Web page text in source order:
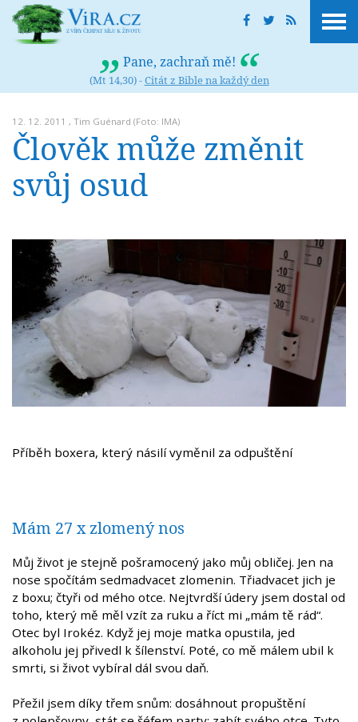
Pane, zachraň mě!
(Mt 14,30) -Citát z Bible na každý den
12. 12. 2011 , Tim Guénard (Foto: IMA)
Člověk může změnit
svůj osud
Příběh boxera, který násilí vyměnil za odpuštění
Mám 27 x zlomený nos
Můj život je stejně pošramocený jako můj obličej. Jen na
nose spočítám sedmadvacet zlomenin. Třiadvacet jich je
z boxu; čtyři od mého otce. Nejtvrdší údery jsem dostal od
toho, který mě měl vzít za ruku a říct mi „mám tě rád“.
Otec byl Irokéz. Když jej moje matka opustila, jed
alkoholu jej přivedl k šílenství. Poté, co mě málem ubil k
smrti, si život vybíral dál svou daň.
Přežil jsem díky třem snům: dosáhnout propuštění